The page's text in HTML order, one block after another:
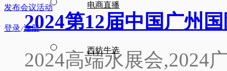
电商直播
西纺牛选
发布会议活动
登录/注册
2024第12届中国广州
2024高端水展会,2024